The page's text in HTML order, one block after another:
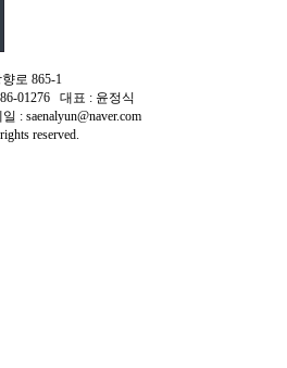
로 865-1
01276
대표 : 윤정식
: saenalyun@naver.com
reserved.